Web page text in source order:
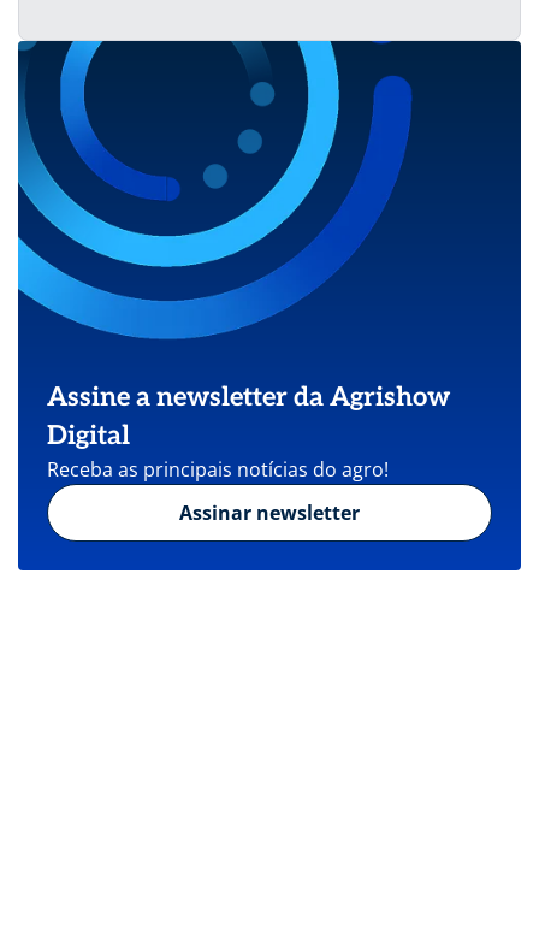
Assine a newsletter da Agrishow
Digital
Receba as principais notícias do agro!
Assinar newsletter